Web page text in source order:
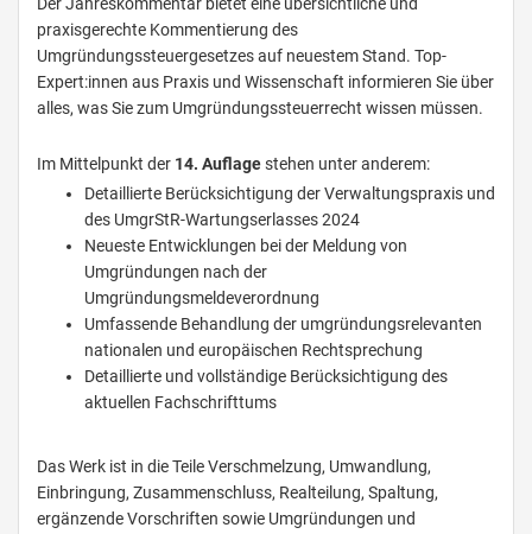
Der Jahreskommentar bietet eine übersichtliche und
praxisgerechte Kommentierung des
Umgründungssteuergesetzes auf neuestem Stand. Top-
Expert:innen aus Praxis und Wissenschaft informieren Sie über
alles, was Sie zum Umgründungssteuerrecht wissen müssen.
Im Mittelpunkt der 14. Auflagestehen unter anderem:
Detaillierte Berücksichtigung der Verwaltungspraxis und
des UmgrStR-Wartungserlasses 2024
Neueste Entwicklungen bei der Meldung von
Umgründungen nach der
Umgründungsmeldeverordnung
Umfassende Behandlung der umgründungsrelevanten
nationalen und europäischen Rechtsprechung
Detaillierte und vollständige Berücksichtigung des
aktuellen Fachschrifttums
Das Werk ist in die Teile Verschmelzung, Umwandlung,
Einbringung, Zusammenschluss, Realteilung, Spaltung,
ergänzende Vorschriften sowie Umgründungen und